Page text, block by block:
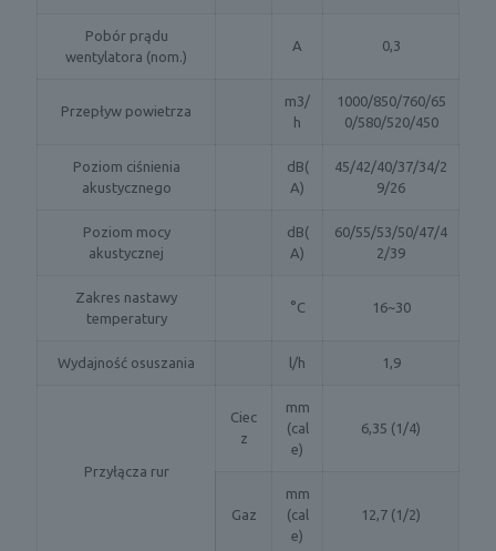
Pobór prądu
wentylatora (nom.)
A 0,3
Przepływ powietrza
m3/
h
1000/850/760/65
0/580/520/450
Poziom ciśnienia
akustycznego
dB(
A)
45/42/40/37/34/2
9/26
Poziom mocy
akustycznej
dB(
A)
60/55/53/50/47/4
2/39
Zakres nastawy
temperatury
°C 16~30
Wydajność osuszania l/h 1,9
Przyłącza rur
Ciec
z
mm
(cal
e)
6,35 (1/4)
Gaz
mm
(cal
e)
12,7 (1/2)